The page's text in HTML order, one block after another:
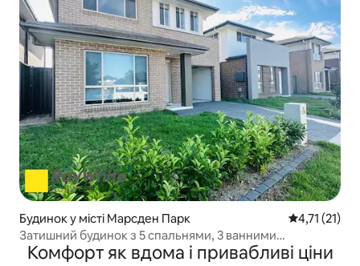
Будинок у місті Марсден Парк Середня
4,71 (21)
Затишний будинок з 5 спальнями, 3 ванними
кімнатами, садом з барбекю
Комфорт як вдома і привабливі ціни